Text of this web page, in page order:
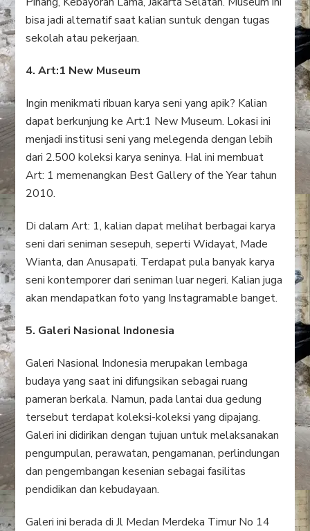
bisa jadi alternatif saat kalian suntuk dengan tugas
sekolah atau pekerjaan.
4. Art:1 New Museum
Ingin menikmati ribuan karya seni yang apik? Kalian
dapat berkunjung ke Art:1 New Museum. Lokasi ini
menjadi institusi seni yang melegenda dengan lebih
dari 2.500 koleksi karya seninya. Hal ini membuat
Art: 1 memenangkan Best Gallery of the Year tahun
2010.
Di dalam Art: 1, kalian dapat melihat berbagai karya
seni dari seniman sesepuh, seperti Widayat, Made
Wianta, dan Anusapati. Terdapat pula banyak karya
seni kontemporer dari seniman luar negeri. Kalian juga
akan mendapatkan foto yang Instagramable banget.
5. Galeri Nasional Indonesia
Galeri Nasional Indonesia merupakan lembaga
budaya yang saat ini difungsikan sebagai ruang
pameran berkala. Namun, pada lantai dua gedung
tersebut terdapat koleksi-koleksi yang dipajang.
Galeri ini didirikan dengan tujuan untuk melaksanakan
pengumpulan, perawatan, pengamanan, perlindungan
dan pengembangan kesenian sebagai fasilitas
pendidikan dan kebudayaan.
Galeri ini berada di Jl Medan Merdeka Timur No 14